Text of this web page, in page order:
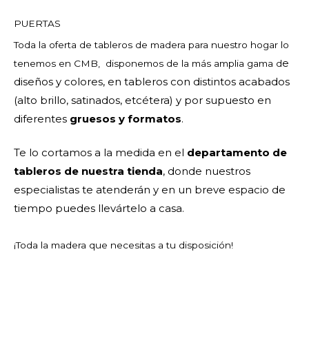
PUERTAS
Toda la oferta de tableros de madera para nuestro hogar lo
tenemos en CMB, disponemos de la más amplia gama de
diseños y colores, en tableros con distintos acabados
(alto brillo, satinados, etcétera) y por supuesto en
diferentes gruesos y formatos.
Te lo cortamos a la medida en el departamento de
tableros de nuestra tienda, donde nuestros
especialistas te atenderán y en un breve espacio de
tiempo puedes llevártelo a casa.
¡Toda la madera que necesitas a tu disposición!